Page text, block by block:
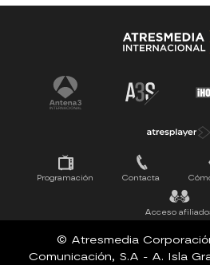
Antena 3 Noticias El
Tu cara me suena
Programación Contacta
Acceso
© Atresmedia
Comunicación, S.A - A. Isla